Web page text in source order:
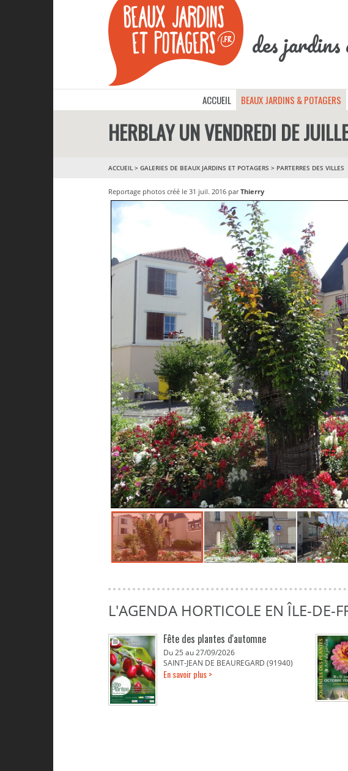
des
ACCUEIL BEAUX JARDINS & POTAGERS
HERBLAY UN VENDREDI DE
ACCUEIL > GALERIES DE BEAUX JARDINS ET POTAGERS > PARTERRES DES VILLES
Reportage photos créé le 31 juil. 2016 parThierry
L'AGENDA HORTICOLE EN ÎLE-DE-
Fête des plantes d'automne
Du 25 au 27/09/2026
SAINT-JEAN DE BEAUREGARD (91940)
En savoir plus >